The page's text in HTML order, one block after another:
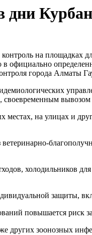
дни
на площадках
в официально
города Алматы
на улицах и
холодильников
защиты,
повышается
других зоонозных